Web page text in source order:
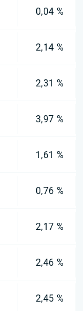
0,04 %
2,14 %
2,31 %
3,97 %
1,61 %
0,76 %
2,17 %
2,46 %
2,45 %